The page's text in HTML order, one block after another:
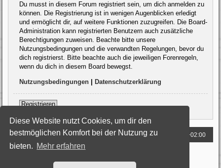
Diese Website nutzt Cookies, um dir den
bestmöglichen Komfort bei der Nutzung zu
bieten. Mehr erfahren
Du musst in diesem Forum registriert sein, um dich anmelden zu
können. Die Registrierung ist in wenigen Augenblicken erledigt
und ermöglicht dir, auf weitere Funktionen zuzugreifen. Die Board-
Administration kann registrierten Benutzern auch zusätzliche
Berechtigungen zuweisen. Beachte bitte unsere
Nutzungsbedingungen und die verwandten Regelungen, bevor du
dich registrierst. Bitte beachte auch die jeweiligen Forenregeln,
wenn du dich in diesem Board bewegst.
Nutzungsbedingungen Datenschutzerklärung
Registrieren
Foren-Übersicht Alle Zeiten sind UTC+02:00
Powered byphpBB® Forum Software © phpBB Limited